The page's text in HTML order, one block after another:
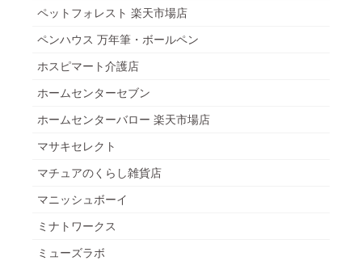
ペットフォレスト 楽天市場店
ペンハウス 万年筆・ボールペン
ホスピマート介護店
ホームセンターセブン
ホームセンターバロー 楽天市場店
マサキセレクト
マチュアのくらし雑貨店
マニッシュボーイ
ミナトワークス
ミューズラボ